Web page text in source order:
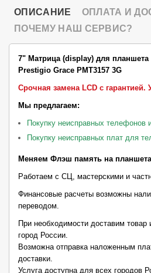
ОПИСАНИЕ
ОПЛАТА И
ПОЧЕМУ НАШ СЕРВИС?
7" Матрица(display) для планшета
Prestigio Grace PMT3157 3G
Срочная замена LCD с гарантией.
Мы предлагаем:
Покупку неисправных телефонов
Покупку неисправных плат для
Меняем Флэш память на
Работаем с СЦ, мастерскими и
Финансовые расчеты возможны
переводом.
При необходимости доставим товар
город России.
Возможна отправка наложенным
доставки.
Услуга доступна для всех городов